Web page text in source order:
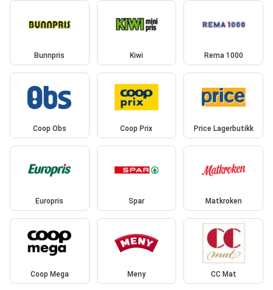
Bunnpris Kiwi Rema 1000
Coop Obs Coop Prix Price Lagerbutikk
Europris Spar Matkroken
Coop Mega Meny CC Mat